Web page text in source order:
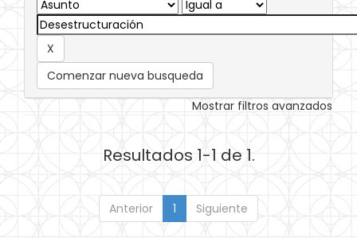
Comenzar nueva busqueda
Mostrar filtros avanzados
Resultados 1-1 de 1.
Anterior 1 Siguiente